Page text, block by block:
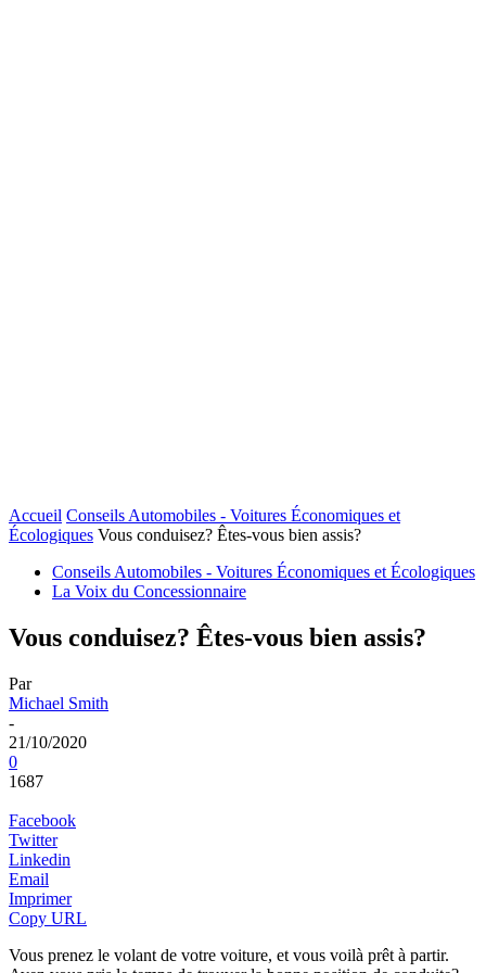
Accueil Conseils Automobiles - Voitures Économiques et
Écologiques Vous conduisez? Êtes-vous bien assis?
Conseils Automobiles - Voitures Économiques et Écologiques
La Voix du Concessionnaire
Vous conduisez? Êtes-vous bien assis?
Par
Michael Smith
-
21/10/2020
0
1687
Facebook
Twitter
Linkedin
Email
Imprimer
Copy URL
Vous prenez le volant de votre voiture, et vous voilà prêt à partir.